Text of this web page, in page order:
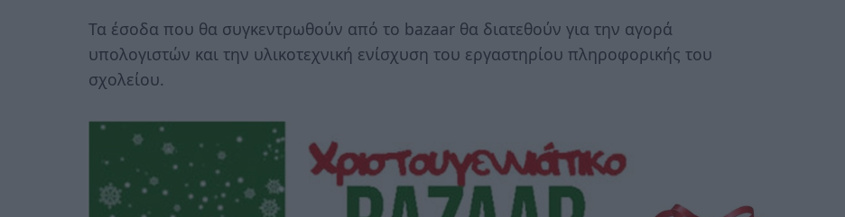
Τα έσοδα που θα συγκεντρωθούν από το bazaar θα διατεθούν για την αγορά
υπολογιστών και την υλικοτεχνική ενίσχυση του εργαστηρίου πληροφορικής του
σχολείου.